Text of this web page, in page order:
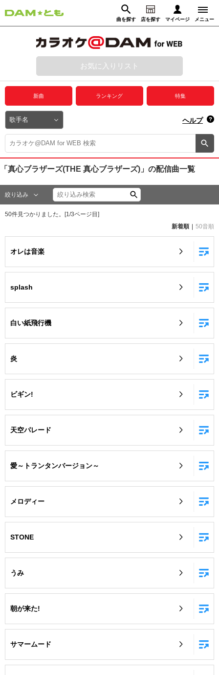
曲を探す 店を探す マイページ メニュー
動画からさがす 録音からさがす
ログイン
プレミアムサービス
DAM★とも動画
DAM★とも録音
カラオケ＠DAM
ユーザー検索
DAMの新曲・ランキングなど
自宅でカラオケ歌い放題！
お気に入りリスト
新曲 ランキング 特集
ヘルプ
「真心ブラザーズ(THE 真心ブラザーズ)」 の配信曲一覧
絞り込み
50件見つかりました。[1 /3ページ目]
新着順
50音順
オレは音楽
splash
白い紙飛行機
炎
ビギン!
天空パレード
愛～トランタンバージョン～
メロディー
STONE
うみ
朝が来た!
サマームード